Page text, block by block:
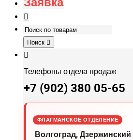
Поиск
Телефоны отдела продаж
+7 (902) 380 05-65
ФЛАГМАНСКОЕ ОТДЕЛЕНИЕ
Волгоград,